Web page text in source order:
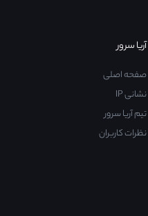
آریا سرور
صفحه اصلی
نشانی IP
تیم آریا سرور
نظرات کاربران